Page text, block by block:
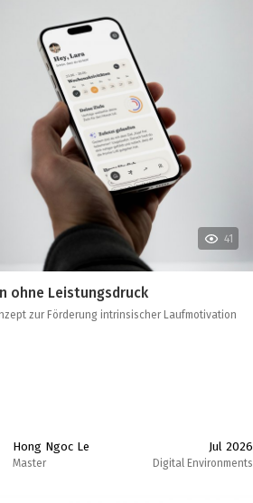
41
ohne Leistungsdruck
zur Förderung intrinsischer Laufmotivation
Hong Ngoc Le
Master
Jul 2026
Digital Environments